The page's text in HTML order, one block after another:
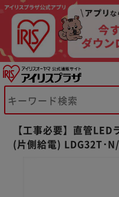
【工事必要】直管
(片側給電) LDG32T･
※ご確認ください
カートに入れる